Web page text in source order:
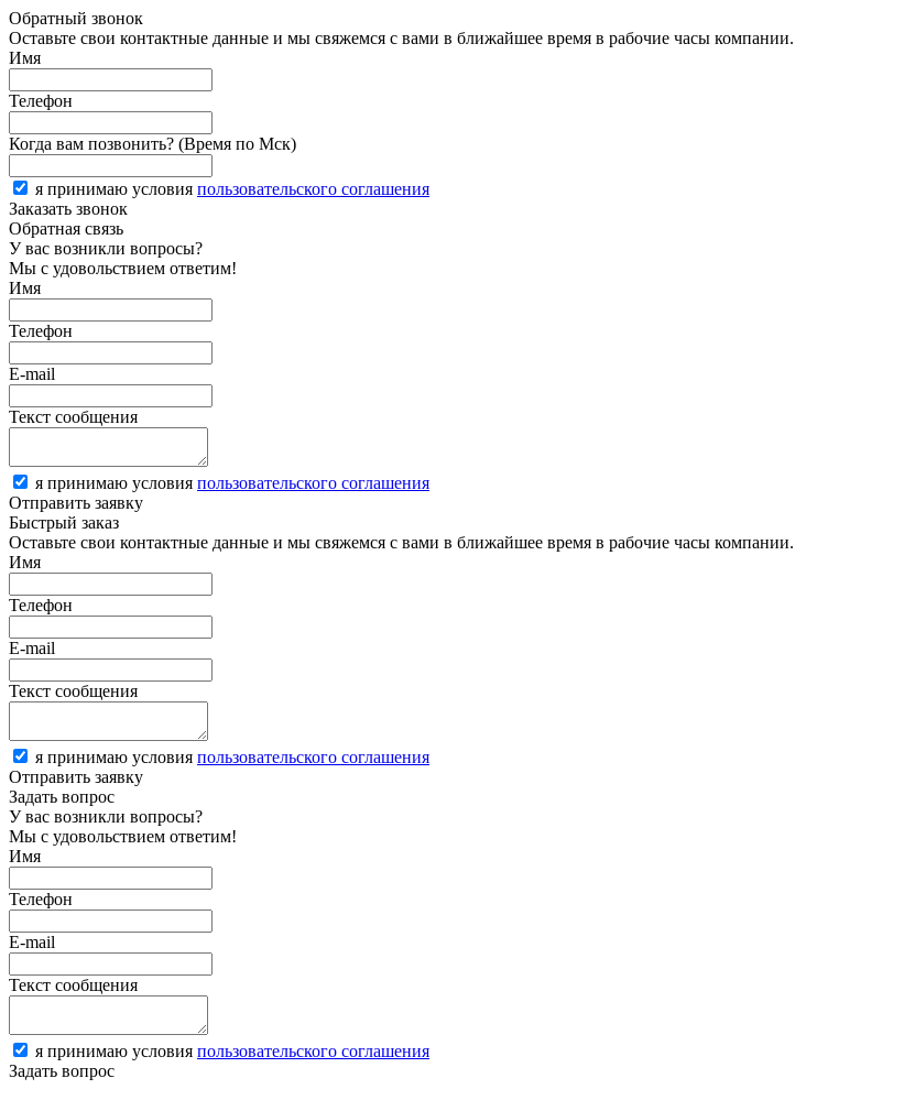
Обратный звонок
Оставьте свои контактные данные и мы свяжемся с вами в ближайшее время в рабочие часы компании.
Имя
Телефон
Когда вам позвонить? (Время по Мск)
я принимаю условия пользовательского соглашения
Заказать звонок
Обратная связь
У вас возникли вопросы?
Мы с удовольствием ответим!
Имя
Телефон
E-mail
Текст сообщения
я принимаю условия пользовательского соглашения
Отправить заявку
Быстрый заказ
Оставьте свои контактные данные и мы свяжемся с вами в ближайшее время в рабочие часы компании.
Имя
Телефон
E-mail
Текст сообщения
я принимаю условия пользовательского соглашения
Отправить заявку
Задать вопрос
У вас возникли вопросы?
Мы с удовольствием ответим!
Имя
Телефон
E-mail
Текст сообщения
я принимаю условия пользовательского соглашения
Задать вопрос